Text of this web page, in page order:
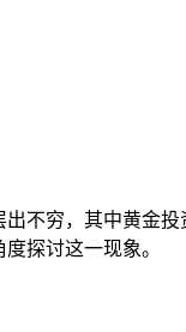
不穷，其中黄金
探讨这一现象。